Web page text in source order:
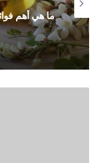
ما هي أهم